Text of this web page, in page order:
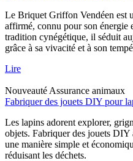
Le Briquet Griffon Vendéen est
affirmé, connu pour son énergie
tradition cynégétique, il séduit
grâce à sa vivacité et à son
Lire
Nouveauté Assurance animaux
Fabriquer des jouets DIY pour
Les lapins adorent explorer,
objets. Fabriquer des jouets DIY
une manière simple et
réduisant les déchets.